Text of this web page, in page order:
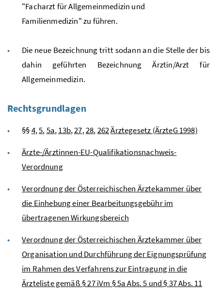
"Facharzt für Allgemeinmedizin und
Familienmedizin" zu führen.
Die neue Bezeichnung tritt sodann an die Stelle der bis
dahin geführten Bezeichnung Ärztin/Arzt für
Allgemeinmedizin.
Rechtsgrundlagen
§§4,5,5a,13b,27,28,262Ärztegesetz (ÄrzteG 1998)
Ärzte-/Ärztinnen-EU-Qualifikationsnachweis-
Verordnung
Verordnung der Österreichischen Ärztekammer über
die Einhebung einer Bearbeitungsgebühr im
übertragenen Wirkungsbereich
Verordnung der Österreichischen Ärztekammer über
Organisation und Durchführung der Eignungsprüfung
im Rahmen des Verfahrens zur Eintragung in die
Ärzteliste gemäß § 27 iVm § 5aAbs. 5 und § 37Abs. 11